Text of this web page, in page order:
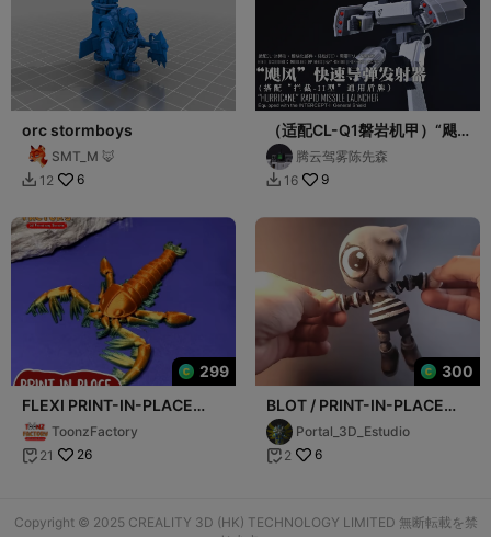
orc stormboys
SMT_M 🦊
 12 6
（适配CL-Q1磐岩机甲）“飓
风”快速导弹发射器（搭配“拦
截-II“通用盾牌）
腾云驾雾陈先森
 16 9
299
FLEXI PRINT-IN-PLACE
SEA SCORPION
ToonzFactory
 21 26
300
BLOT / PRINT-IN-PLACE
WITHOUT SUPPORT
Portal_3D_Estudio
 2 6
Copyright © 2025 CREALITY 3D (HK) TECHNOLOGY LIMITED 無断転載を禁